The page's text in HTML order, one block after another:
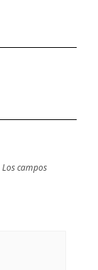
Los campos